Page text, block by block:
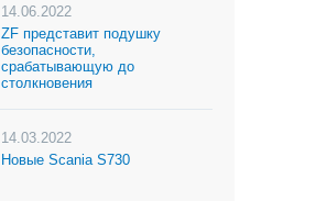
14.06.2022
ZF представит подушку
безопасности,
срабатывающую до
столкновения
14.03.2022
Новые Scania S730